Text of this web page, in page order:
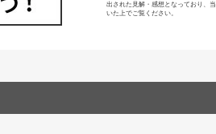
出された見解・感想となっており、
いた上でご覧ください。